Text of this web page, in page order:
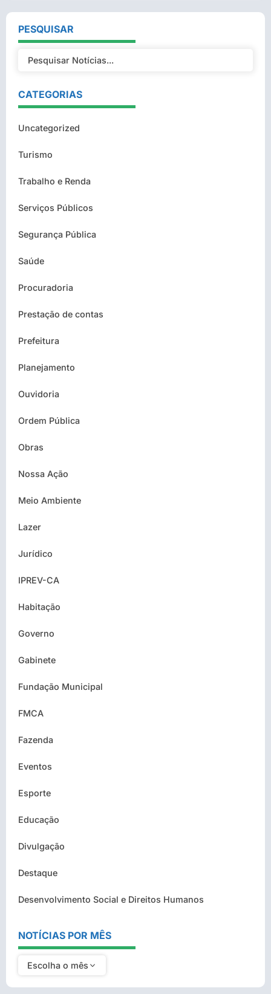
PESQUISAR
CATEGORIAS
Uncategorized
Turismo
Trabalho e Renda
Serviços Públicos
Segurança Pública
Saúde
Procuradoria
Prestação de contas
Prefeitura
Planejamento
Ouvidoria
Ordem Pública
Obras
Nossa Ação
Meio Ambiente
Lazer
Jurídico
IPREV-CA
Habitação
Governo
Gabinete
Fundação Municipal
FMCA
Fazenda
Eventos
Esporte
Educação
Divulgação
Destaque
Desenvolvimento Social e Direitos Humanos
NOTÍCIAS POR MÊS
Escolha o mês